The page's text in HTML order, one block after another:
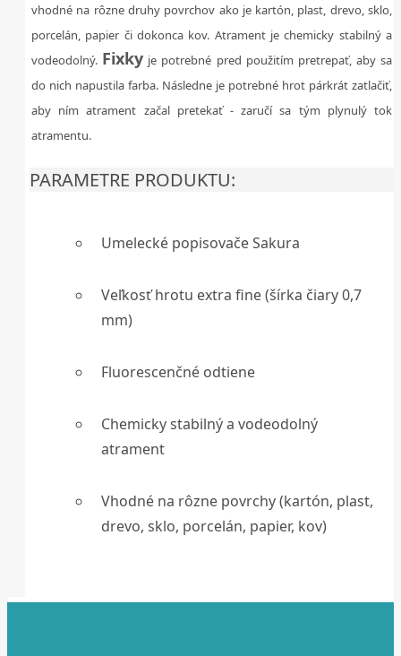
vhodné na rôzne druhy povrchov ako je kartón, plast, drevo, sklo,
porcelán, papier či dokonca kov. Atrament je chemicky stabilný a
vodeodolný. Fixky je potrebné pred použitím pretrepať, aby sa
do nich napustila farba. Následne je potrebné hrot párkrát zatlačiť,
aby ním atrament začal pretekať - zaručí sa tým plynulý tok
atramentu.
PARAMETRE PRODUKTU:
Umelecké popisovače Sakura
Veľkosť hrotu extra fine (šírka čiary 0,7
mm)
Fluorescenčné odtiene
Chemicky stabilný a vodeodolný
atrament
Vhodné na rôzne povrchy (kartón, plast,
drevo, sklo, porcelán, papier, kov)